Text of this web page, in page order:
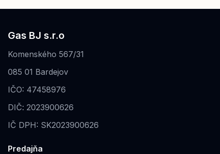
Gas BJ s.r.o
Komenského 567/31
085 01 Bardejov
IČO: 47458976
DIČ: 2023900626
IČ DPH: SK2023900626
Predajňa